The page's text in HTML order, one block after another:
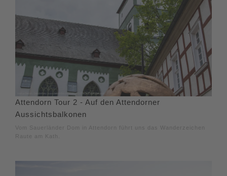
Attendorn Tour 2 - Auf den Attendorner
Aussichtsbalkonen
Vom Sauerländer Dom in Attendorn führt uns das Wanderzeichen
Raute am Kath.